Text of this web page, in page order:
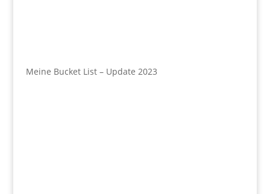
Meine Bucket List – Update 2023